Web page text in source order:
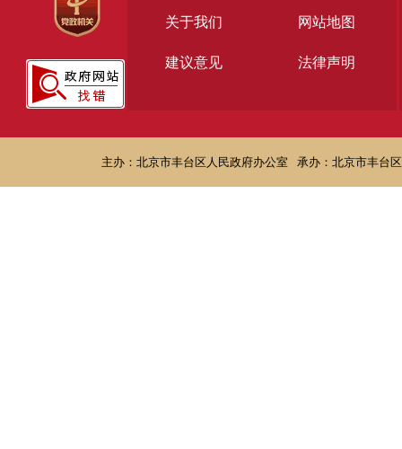
关于我们 网站地图
建议意见 法律声明
主办：北京市丰台区人民政府办公室 承办：北京市丰台